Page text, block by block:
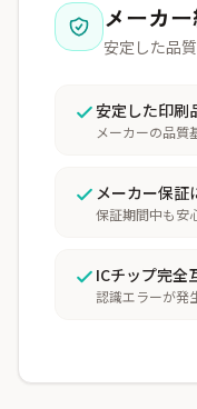
メーカ
安定した品
安定した印刷
メーカーの品質
メーカー保証
保証期間中も安
ICチップ完全
認識エラーが発